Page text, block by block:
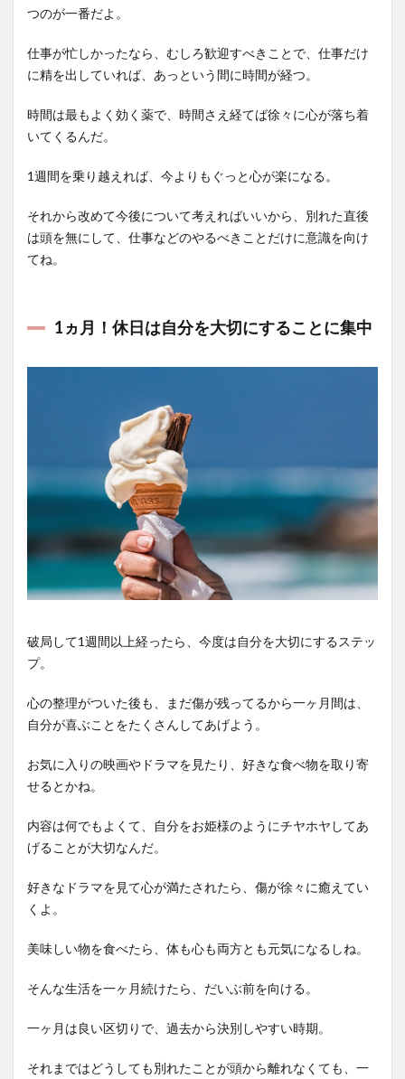
つのが一番だよ。
仕事が忙しかったなら、むしろ歓迎すべきことで、仕事だけ
に精を出していれば、あっという間に時間が経つ。
時間は最もよく効く薬で、時間さえ経てば徐々に心が落ち着
いてくるんだ。
1週間を乗り越えれば、今よりもぐっと心が楽になる。
それから改めて今後について考えればいいから、別れた直後
は頭を無にして、仕事などのやるべきことだけに意識を向け
てね。
1ヵ月！休日は自分を大切にすることに集中
破局して1週間以上経ったら、今度は自分を大切にするステッ
プ。
心の整理がついた後も、まだ傷が残ってるから一ヶ月間は、
自分が喜ぶことをたくさんしてあげよう。
お気に入りの映画やドラマを見たり、好きな食べ物を取り寄
せるとかね。
内容は何でもよくて、自分をお姫様のようにチヤホヤしてあ
げることが大切なんだ。
好きなドラマを見て心が満たされたら、傷が徐々に癒えてい
くよ。
美味しい物を食べたら、体も心も両方とも元気になるしね。
そんな生活を一ヶ月続けたら、だいぶ前を向ける。
一ヶ月は良い区切りで、過去から決別しやすい時期。
それまではどうしても別れたことが頭から離れなくても、一